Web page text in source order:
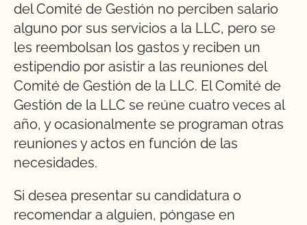
del Comité de Gestión no perciben salario
alguno por sus servicios a la LLC, pero se
les reembolsan los gastos y reciben un
estipendio por asistir a las reuniones del
Comité de Gestión de la LLC. El Comité de
Gestión de la LLC se reúne cuatro veces al
año, y ocasionalmente se programan otras
reuniones y actos en función de las
necesidades.
Si desea presentar su candidatura o
recomendar a alguien, póngase en